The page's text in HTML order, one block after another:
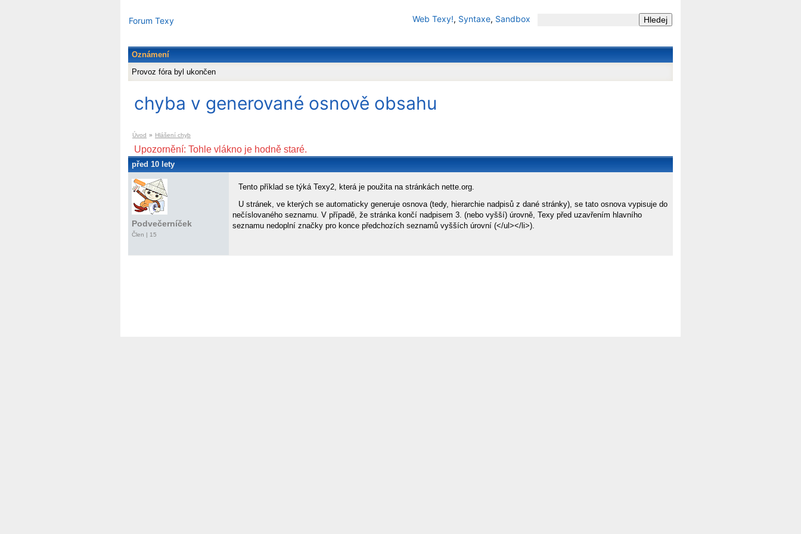
Forum Texy Web Texy!, Syntaxe, Sandbox
Oznámení
Provoz fóra byl ukončen
chyba v generované osnově obsahu
Úvod » Hlášení chyb
Upozornění: Tohle vlákno je hodně staré.
před 10 lety
Podvečerníček
Člen | 15
Tento příklad se týká Texy2, která je použita na stránkách nette.org.
U stránek, ve kterých se automaticky generuje osnova (tedy, hierarchie nadpisů z dané stránky), se tato osnova vypisuje do
nečíslovaného seznamu. V případě, že stránka končí nadpisem 3. (nebo vyšší) úrovně, Texy před uzavřením hlavního
seznamu nedoplní značky pro konce předchozích seznamů vyšších úrovní (</ul></li>).